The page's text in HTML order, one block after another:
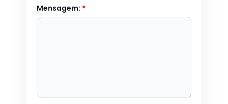
Mensagem: *